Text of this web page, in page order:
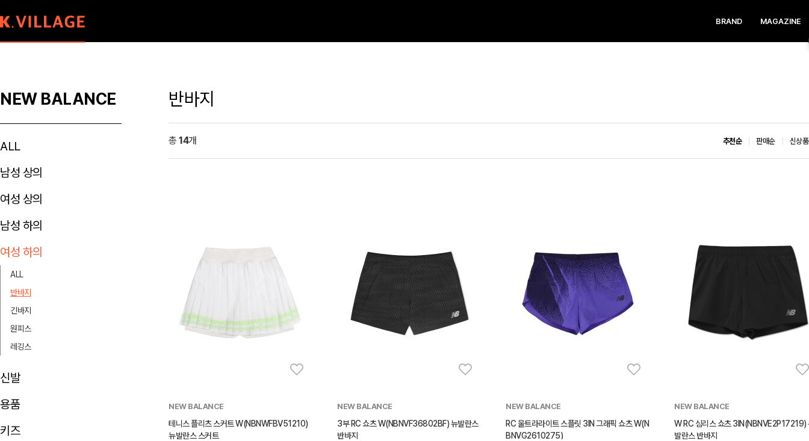
BRAND MAGAZINE
NEW BALANCE
ALL
남성 상의
여성 상의
남성 하의
여성 하의
ALL
반바지
긴바지
원피스
레깅스
신발
용품
키즈
반바지
총 14개 추천순 판매순 신상
NEW BALANCE
테니스 플리츠 스커트 W(NBNWFBV51210)
뉴발란스 스커트
NEW BALANCE
3부 RC 쇼츠 W(NBNVF36802BF) 뉴발란스
반바지
NEW BALANCE
RC 울트라라이트 스플릿 3IN 그래픽 쇼츠 W(N
BNVG2610275)
NEW BALANCE
W RC 심리스 쇼츠 3IN(NBNVE2P17219)
발란스 반바지